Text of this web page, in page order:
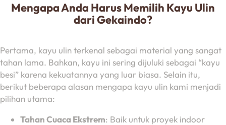
Mengapa Anda Harus Memilih Kayu Ulin
dari Gekaindo?
Pertama, kayu ulin terkenal sebagai material yang sangat
tahan lama. Bahkan, kayu ini sering dijuluki sebagai “kayu
besi” karena kekuatannya yang luar biasa. Selain itu,
berikut beberapa alasan mengapa kayu ulin kami menjadi
pilihan utama:
Tahan Cuaca Ekstrem: Baik untuk proyek indoor